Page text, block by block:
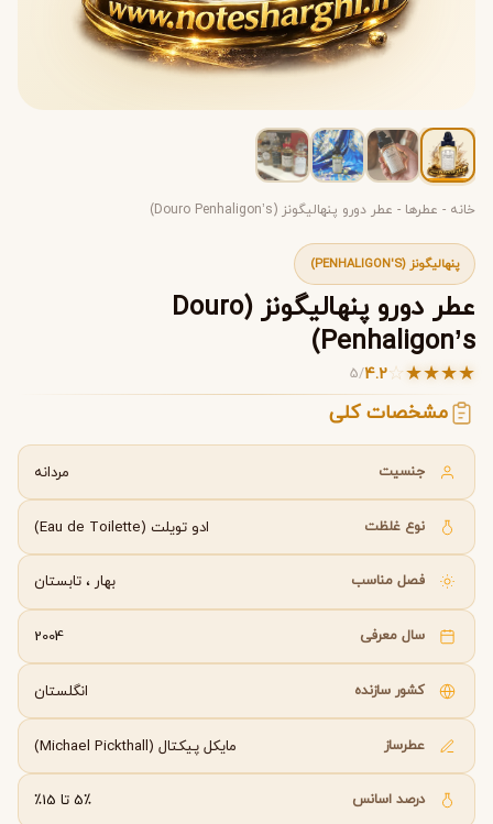
خانه - عطرها - عطر دورو پنهالیگونز (Douro Penhaligon’s)
پنهالیگونز (PENHALIGON'S)
عطر دورو پنهالیگونز (Douro
Penhaligon’s)
★
★
★
★
☆
4.2
/
5
مشخصات کلی
جنسیت مردانه
نوع غلظت ادو تویلت (Eau de Toilette)
فصل مناسب بهار ، تابستان
سال معرفی 2004
کشور سازنده انگلستان
عطرساز مایکل پیکتال (Michael Pickthall)
درصد اسانس 5٪ تا 15٪